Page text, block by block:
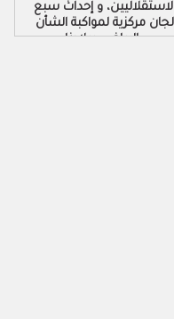
و إحداث سبع
لجان مركزية لمواكبة الشأن
الرياضي ببلادنا..